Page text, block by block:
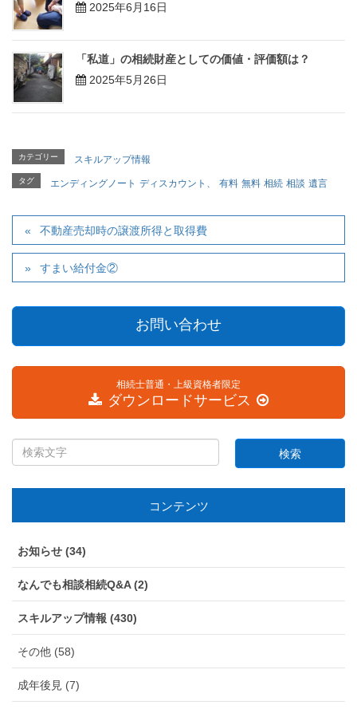
2025年6月16日
「私道」の相続財産としての価値・評価額は？
2025年5月26日
カテゴリー スキルアップ情報
タグ エンディングノート ディスカウント、 有料 無料 相続 相談 遺言
不動産売却時の譲渡所得と取得費
すまい給付金②
お問い合わせ
相続士普通・上級資格者限定
ダウンロードサービス
コンテンツ
お知らせ (34)
なんでも相談相続Q&A (2)
スキルアップ情報 (430)
その他 (58)
成年後見 (7)